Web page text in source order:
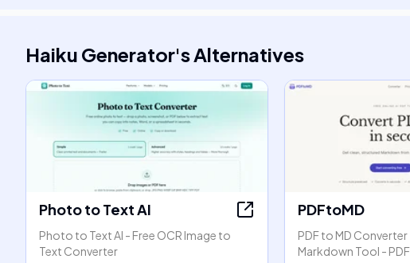
Haiku Generator'sAlternatives
Photo to Text AI
Photo to Text AI - Free OCR Image to
Text Converter
PDFtoMD
PDF to MD Converter
Markdown Tool -